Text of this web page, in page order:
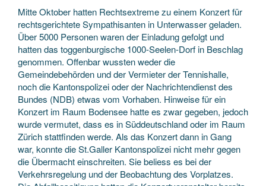
Mitte Oktober hatten Rechtsextreme zu einem Konzert für
rechtsgerichtete Sympathisanten in Unterwasser geladen.
Über 5000 Personen waren der Einladung gefolgt und
hatten das toggenburgische 1000-Seelen-Dorf in Beschlag
genommen. Offenbar wussten weder die
Gemeindebehörden und der Vermieter der Tennishalle,
noch die Kantonspolizei oder der Nachrichtendienst des
Bundes (NDB) etwas vom Vorhaben. Hinweise für ein
Konzert im Raum Bodensee hatte es zwar gegeben, jedoch
wurde vermutet, dass es in Süddeutschland oder im Raum
Zürich stattfinden werde. Als das Konzert dann in Gang
war, konnte die St.Galler Kantonspolizei nicht mehr gegen
die Übermacht einschreiten. Sie beliess es bei der
Verkehrsregelung und der Beobachtung des Vorplatzes.